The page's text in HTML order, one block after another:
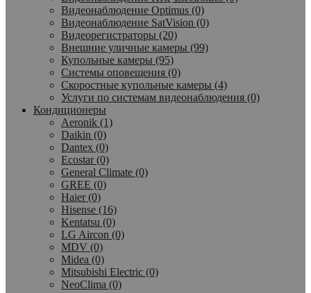
Видеонаблюдение Optimus (0)
Видеонаблюдение SatVision (0)
Видеорегистраторы (20)
Внешние уличные камеры (99)
Купольные камеры (95)
Системы оповещения (0)
Скоростные купольные камеры (4)
Услуги по системам видеонаблюдения (0)
Кондиционеры
Aeronik (1)
Daikin (0)
Dantex (0)
Ecostar (0)
General Climate (0)
GREE (0)
Haier (0)
Hisense (16)
Kentatsu (0)
LG Aircon (0)
MDV (0)
Midea (0)
Mitsubishi Electric (0)
NeoClima (0)